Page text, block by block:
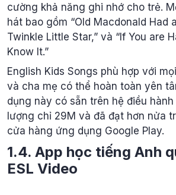
cường khả năng ghi nhớ cho trẻ.
hát bao gồm “Old Macdonald Had
Twinkle Little Star,” và “If You are
Know It.”
English Kids Songs phù hợp với
và cha mẹ có thể hoàn toàn yên
dụng này có sẵn trên hệ điều
lượng chỉ 29M và đã đạt hơn nửa
cửa hàng ứng dụng Google Play.
1.4. App học tiếng Anh
ESL Video